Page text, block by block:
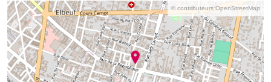
© contributeurs OpenStreetMap